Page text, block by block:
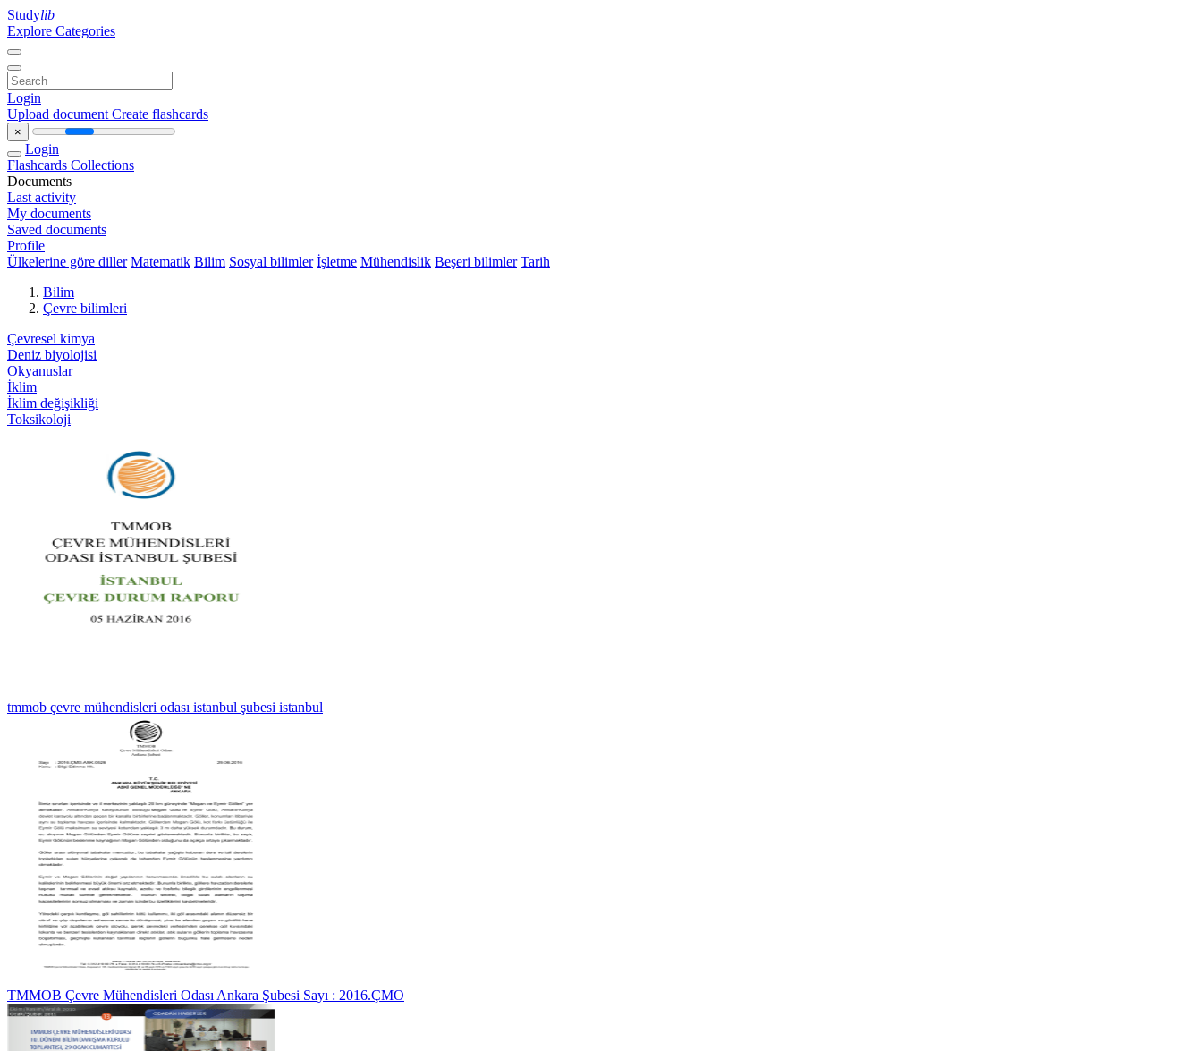
Studylib
Explore Categories
Login
Upload document Create flashcards
×
Login
Flashcards Collections
Documents
Last activity
My documents
Saved documents
Profile
Ülkelerine göre diller Matematik Bilim Sosyal bilimler İşletme Mühendislik Beşeri bilimler Tarih
Bilim
Çevre bilimleri
Çevresel kimya
Deniz biyolojisi
Okyanuslar
İklim
İklim değişikliği
Toksikoloji
tmmob çevre mühendisleri odası istanbul şubesi istanbul
TMMOB Çevre Mühendisleri Odası Ankara Şubesi Sayı : 2016.ÇMO